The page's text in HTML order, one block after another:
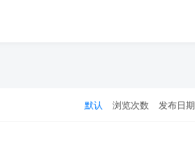
默认 浏览次数 发布日期